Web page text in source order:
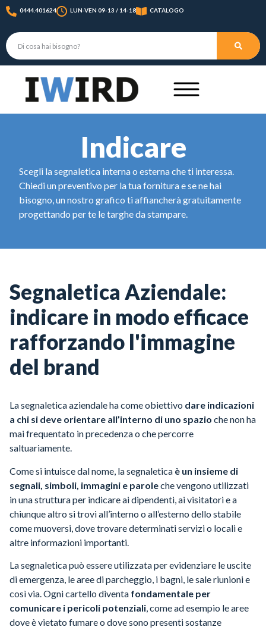
0444.401624 LUN-VEN 09-13 / 14-18 CATALOGO
Indicare
Scegli la segnaletica interna o esterna che ti interessa.
Chiedi un preventivo per la tua fornitura e se ne hai
bisogno, un nostro grafico ti affiancherà gratuitamente
progettando per te le targhe da stampare.
Segnaletica Aziendale:
indicare in modo efficace
rafforzando l'immagine
del brand
La segnaletica aziendale ha come obiettivo dare indicazioni
a chi si deve orientare all’interno di uno spazio che non ha
mai frequentato in precedenza o che percorre
saltuariamente.
Come si intuisce dal nome, la segnaletica è un insieme di
segnali, simboli, immagini e paroleche vengono utilizzati
in una struttura per indicare ai dipendenti, ai visitatori e a
chiunque altro si trovi all’interno o all’esterno dello stabile
come muoversi, dove trovare determinati servizi o locali e
altre informazioni importanti.
La segnaletica può essere utilizzata per evidenziare le uscite
di emergenza, le aree di parcheggio, i bagni, le sale riunioni e
così via. Ogni cartello diventa fondamentale per
comunicare i pericoli potenziali, come ad esempio le aree
dove è vietato fumare o dove sono presenti sostanze